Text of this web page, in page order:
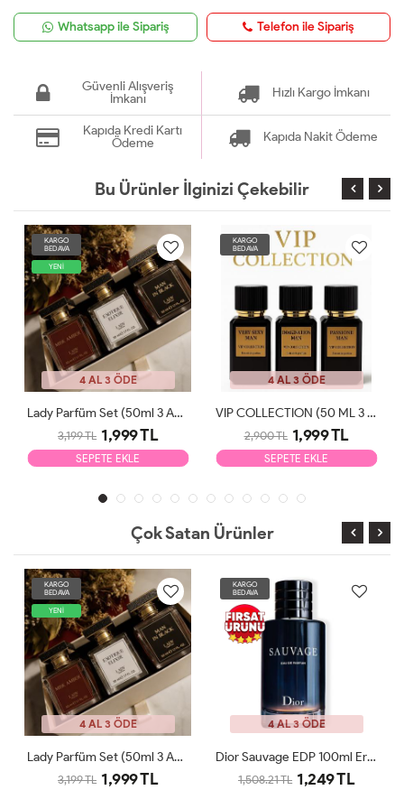
Whatsapp ile Sipariş Telefon ile Sipariş
Güvenli Alışveriş
İmkanı
Hızlı Kargo İmkanı
Kapıda Kredi Kartı
Ödeme
Kapıda Nakit Ödeme
Bu Ürünler İlginizi Çekebilir
KARGO
BEDAVA
YENİ
4 AL 3 ÖDE
Lady Parfüm Set (50ml 3 Adet)
3,199 TL 1,999 TL
SEPETE EKLE
KARGO
BEDAVA
4 AL 3 ÖDE
VIP COLLECTION (50 ML 3 ADET)
2,900 TL 1,999 TL
SEPETE EKLE
Çok Satan Ürünler
KARGO
BEDAVA
YENİ
4 AL 3 ÖDE
Lady Parfüm Set (50ml 3 Adet)
3,199 TL 1,999 TL
KARGO
BEDAVA
4 AL 3 ÖDE
Dior Sauvage EDP 100ml Erkek Parfüm Tester
1,508.21 TL 1,249 TL